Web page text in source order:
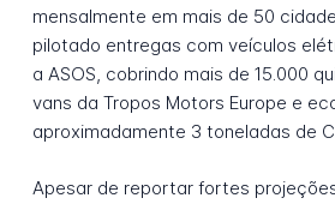
mensalmente em mais de 50
pilotado entregas com veículos
a ASOS, cobrindo mais de 15.000
vans da Tropos Motors Europe e
aproximadamente 3 toneladas de
Apesar de reportar fortes